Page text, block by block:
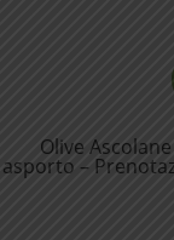
Olive
asporto –